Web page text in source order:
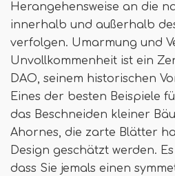
Herangehensweise an die
innerhalb und außerhalb
verfolgen. Umarmung und
Unvollkommenheit ist ein
DAO, seinem historischen
Eines der besten Beispiele
das Beschneiden kleiner
Ahornes, die zarte Blätter
Design geschätzt werden.
dass Sie jemals einen